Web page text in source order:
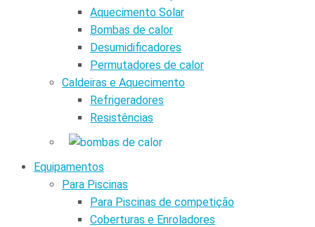
Aquecimento Solar
Bombas de calor
Desumidificadores
Permutadores de calor
Caldeiras e Aquecimento
Refrigeradores
Resistências
Equipamentos
Para Piscinas
Para Piscinas de competição
Coberturas e Enroladores